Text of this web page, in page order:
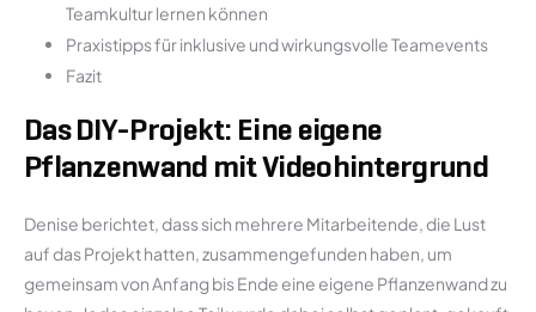
Teamkultur lernen können
Praxistipps für inklusive und wirkungsvolle Teamevents
Fazit
Das DIY-Projekt: Eine eigene
Pflanzenwand mit Videohintergrund
Denise berichtet, dass sich mehrere Mitarbeitende, die Lust
auf das Projekt hatten, zusammengefunden haben, um
gemeinsam von Anfang bis Ende eine eigene Pflanzenwand zu